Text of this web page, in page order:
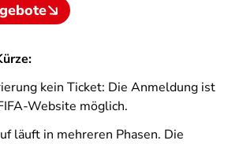
kein Ticket: Die Anmeldung ist
Website möglich.
läuft in mehreren Phasen. Die